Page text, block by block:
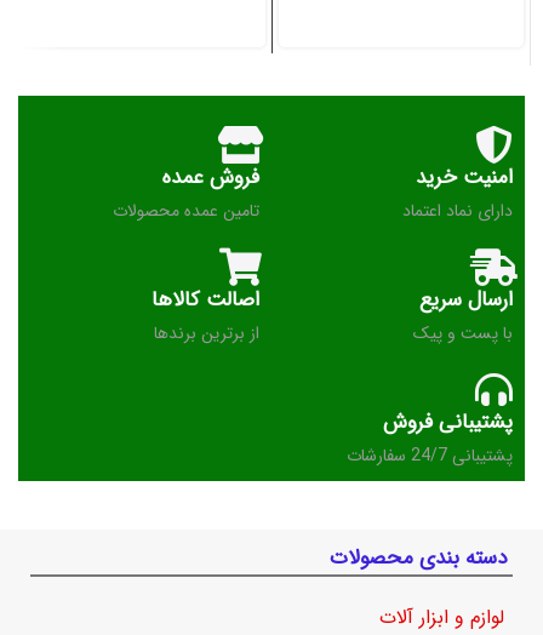
امنیت خرید
دارای نماد اعتماد
فروش عمده
تامین عمده محصولات
ارسال سریع
با پست و پیک
اصالت کالاها
از برترین برندها
پشتیبانی فروش
پشتیبانی 24/7 سفارشات
دسته بندی محصولات
لوازم و ابزار آلات